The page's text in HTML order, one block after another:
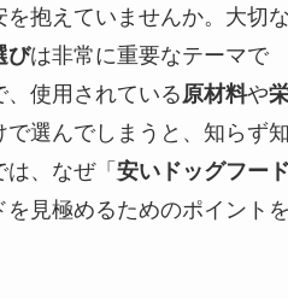
を抱えていませんか。大切
びは非常に重要なテーマで
使用されている原材料や
選んでしまうと、知らず
、なぜ「 安いドッグフー
を見極めるためのポイント